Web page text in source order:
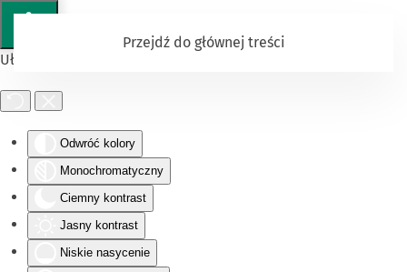
Ułatwienia dostępu
Odwróć kolory
Monochromatyczny
Ciemny kontrast
Jasny kontrast
Niskie nasycenie
Przejdź do głównej treści